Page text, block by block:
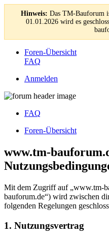
Hinweis: Das TM-Bauforum
01.01.2026 wird es
Foren-Übersicht
FAQ
Anmelden
FAQ
Foren-Übersicht
www.tm-
Mit dem Zugriff auf „www.tm-
bauforum.de“) wird zwischen
folgenden Regelungen
1. Nutzungsvertrag